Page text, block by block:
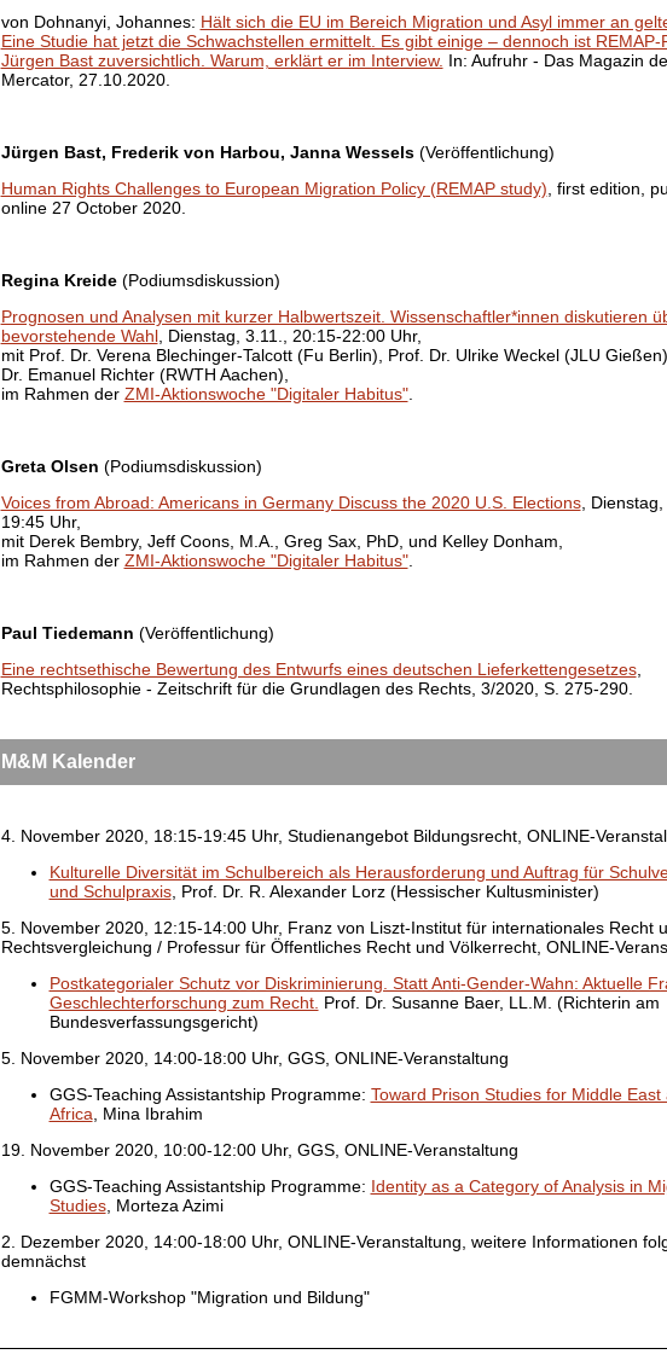
von Dohnanyi, Johannes: Hält sich die EU im Bereich Migration und Asyl immer an
Eine Studie hat jetzt die Schwach­stellen ermittelt. Es gibt einige – dennoch ist REMAP-
Jürgen Bast zuversichtlich. Warum, erklärt er im Interview. In: Aufruhr - Das Magazin
Mercator, 27.10.2020.
Jürgen Bast, Frederik von Harbou, Janna Wessels(Veröffentlichung)
Human Rights Challenges to European Migration Policy (REMAP study) , first edition,
online 27 October 2020.
Regina Kreide(Podiumsdiskussion)
Prognosen und Analysen mit kurzer Halbwertszeit. Wissenschaftler*innen diskutieren
bevorstehende Wahl, Dienstag, 3.11., 20:15-22:00 Uhr,
mit Prof. Dr. Verena Blechinger-Talcott (Fu Berlin), Prof. Dr. Ulrike Weckel (JLU
Dr. Emanuel Richter (RWTH Aachen),
im Rahmen der ZMI-Aktionswoche "Digitaler Habitus".
Greta Olsen (Podiumsdiskussion)
Voices from Abroad: Americans in Germany Discuss the 2020 U.S. Elections,
19:45 Uhr,
mit Derek Bembry, Jeff Coons, M.A., Greg Sax, PhD, und Kelley Donham,
im Rahmen der ZMI-Aktionswoche "Digitaler Habitus".
Paul Tiedemann (Veröffentlichung)
Eine rechtsethische Bewertung des Entwurfs eines deutschen Lieferkettengesetzes,
Rechtsphilosophie - Zeitschrift für die Grundlagen des Rechts, 3/2020, S. 275-290.
M&M Kalender
4. November 2020, 18:15-19:45 Uhr, Studienangebot Bildungsrecht, ONLINE-
Kulturelle Diversität im Schulbereich als Herausforderung und Auftrag für
und Schulpraxis, Prof. Dr. R. Alexander Lorz (Hessischer Kultusminister)
5. November 2020, 12:15-14:00 Uhr, Franz von Liszt-Institut für internationales Recht
Rechtsvergleichung / Professur für Öffentliches Recht und Völkerrecht, ONLINE-
Postkategorialer Schutz vor Diskriminierung. Statt Anti-Gender-Wahn: Aktuelle
Geschlechterforschung zum Recht. Prof. Dr. Susanne Baer, LL.M. (Richterin am
Bundesverfassungsgericht)
5. November 2020, 14:00-18:00 Uhr, GGS, ONLINE-Veranstaltung
GGS-Teaching Assistantship Programme: Toward Prison Studies for Middle East
Africa , Mina Ibrahim
19. November 2020, 10:00-12:00 Uhr, GGS, ONLINE-Veranstaltung
GGS-Teaching Assistantship Programme: Identity as a Category of Analysis in
Studies, Morteza Azimi
2. Dezember 2020, 14:00-18:00 Uhr, ONLINE-Veranstaltung, weitere Informationen
demnächst
FGMM-Workshop "Migration und Bildung"